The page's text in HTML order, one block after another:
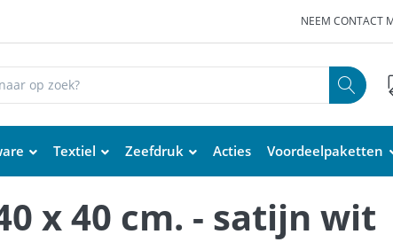
NEEM CONTACT
Textiel Zeefdruk Acties Voordeelpaketten
x 40 cm. - satijn wit